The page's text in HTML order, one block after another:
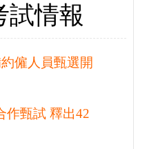
試情報
僱人員甄選開
作甄試 釋出42